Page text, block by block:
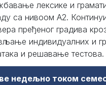
лексике и
са нивоом А2.
пређеног градива
индивидуалних и
и решавање тестова.
недељно током